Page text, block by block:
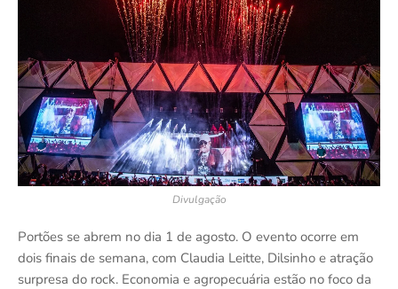
Divulgação
Portões se abrem no dia 1 de agosto. O evento ocorre em
dois finais de semana, com Claudia Leitte, Dilsinho e atração
surpresa do rock. Economia e agropecuária estão no foco da